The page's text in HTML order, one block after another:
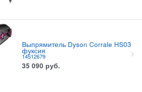
Выпрямитель Dyson Corrale HS03
фуксия
14512679
35 090 руб.